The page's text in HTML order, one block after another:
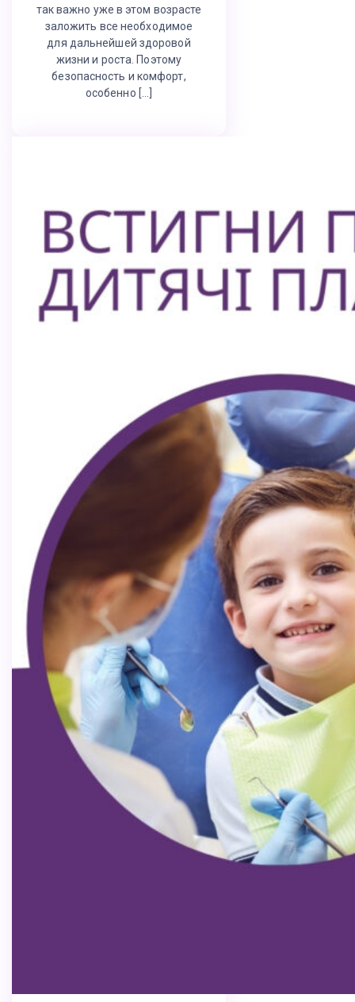
так важно уже в этом возрасте
заложить все необходимое
для дальнейшей здоровой
жизни и роста. Поэтому
безопасность и комфорт,
особенно […]